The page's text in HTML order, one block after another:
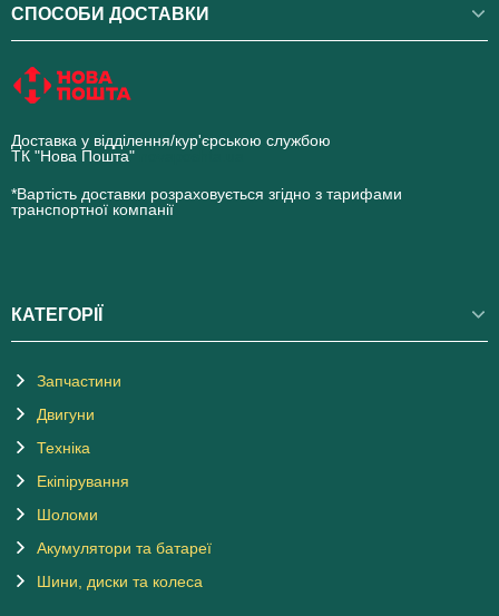
СПОСОБИ ДОСТАВКИ
Доставка у відділення/кур'єрською службою
ТК "Нова Пошта"
*Вартість доставки розраховується згідно з тарифами
транспортної компанії
КАТЕГОРІЇ
Запчастини
Двигуни
Техніка
Екіпірування
Шоломи
Акумулятори та батареї
Шини, диски та колеса